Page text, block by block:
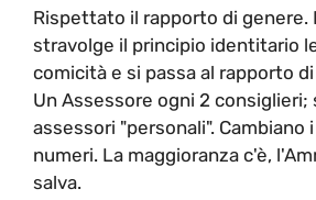
Rispettato il rapporto di genere.
stravolge il principio identitario
comicità e si passa al rapporto
Un Assessore ogni 2 consiglieri;
assessori "personali". Cambiano
numeri. La maggioranza c'è,
salva.